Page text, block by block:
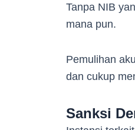
Tanpa NIB
mana pun.
Pemulihan
dan cukup
Sanksi